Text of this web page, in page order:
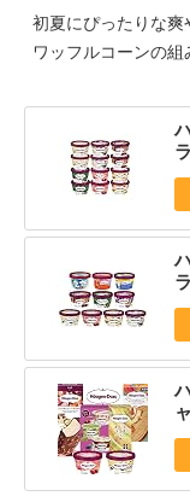
初夏にぴったりな
ワッフルコーンの